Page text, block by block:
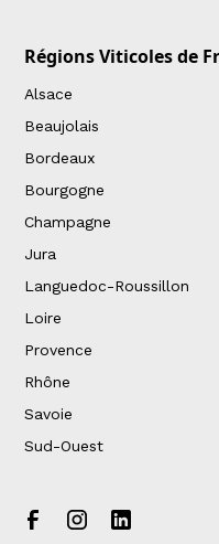
Régions Viticoles de
Alsace
Beaujolais
Bordeaux
Bourgogne
Champagne
Jura
Languedoc-Roussillon
Loire
Provence
Rhône
Savoie
Sud-Ouest